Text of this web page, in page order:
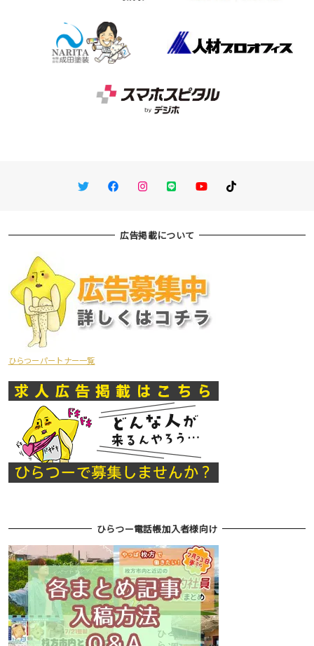
TwitterFacebookInstagram
LINE You TubeTikTok
広告掲載について
ひらつーパートナー一覧
ひらつー電話帳加入者様向け